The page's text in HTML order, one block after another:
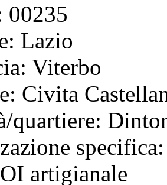
00235
Lazio
Viterbo
Civita
quartiere:
specifica:
artigianale